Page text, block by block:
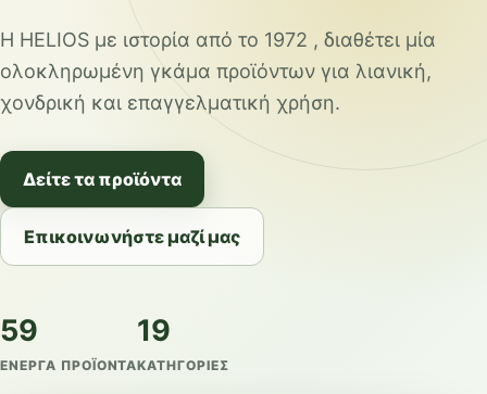
Η HELIOS με ιστορία από το 1972 , διαθέτει μία
ολοκληρωμένη γκάμα προϊόντων για λιανική,
χονδρική και επαγγελματική χρήση.
Δείτε τα προϊόντα
Επικοινωνήστε μαζί μας
59
ΕΝΕΡΓΆ ΠΡΟΪΌΝΤΑ
19
ΚΑΤΗΓΟΡΊΕΣ